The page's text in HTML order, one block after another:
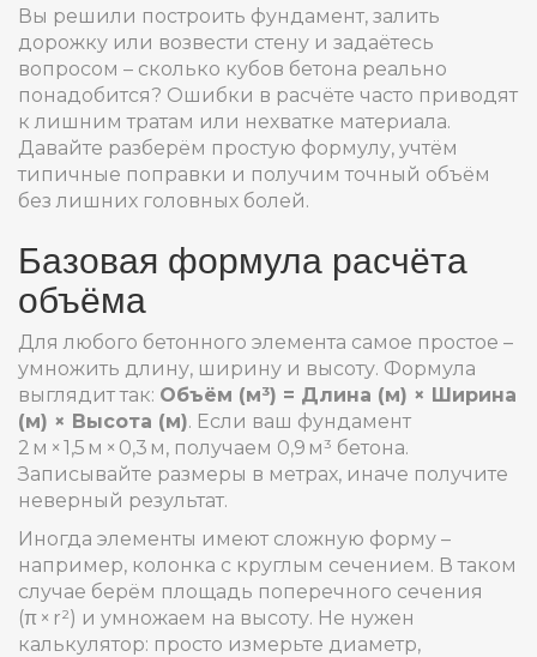
Вы решили построить фундамент, залить
дорожку или возвести стену и задаётесь
вопросом – сколько кубов бетона реально
понадобится? Ошибки в расчёте часто приводят
к лишним тратам или нехватке материала.
Давайте разберём простую формулу, учтём
типичные поправки и получим точный объём
без лишних головных болей.
Базовая формула расчёта
объёма
Для любого бетонного элемента самое простое –
умножить длину, ширину и высоту. Формула
выглядит так: Объём (м³) = Длина (м) × Ширина
(м) × Высота (м). Если ваш фундамент
2 м × 1,5 м × 0,3 м, получаем 0,9 м³ бетона.
Записывайте размеры в метрах, иначе получите
неверный результат.
Иногда элементы имеют сложную форму –
например, колонка с круглым сечением. В таком
случае берём площадь поперечного сечения
(π × r²) и умножаем на высоту. Не нужен
калькулятор: просто измерьте диаметр,